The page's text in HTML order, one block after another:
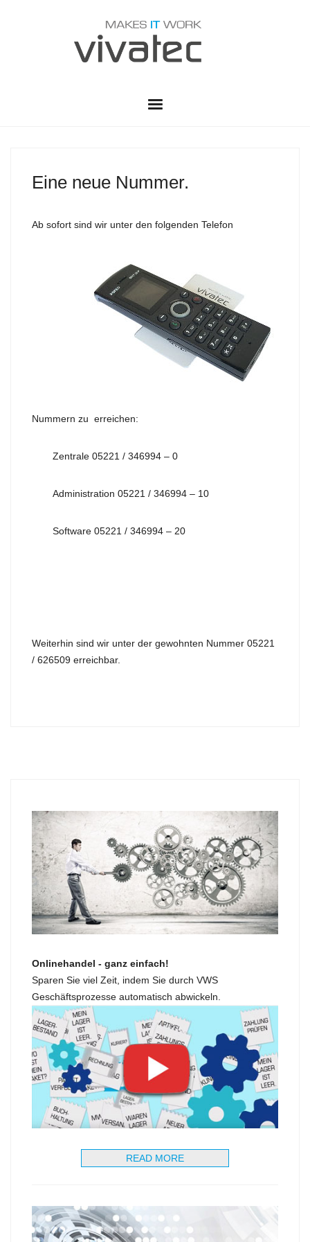
TELEKOMMUNIKATION
SOFTWARE
IT-CONSULTING
SUPPORT CENTER
RUSTDESK QUICK SUPPORT
PARTNER
KONTAKT
Eine neue Nummer.
Ab sofort sind wir unter den folgenden Telefon
Nummern zu erreichen:
Zentrale 05221 / 346994 – 0
Administration 05221 / 346994 – 10
Software 05221 / 346994 – 20
Weiterhin sind wir unter der gewohnten Nummer 05221
/ 626509 erreichbar.
Onlinehandel - ganz einfach!
Sparen Sie viel Zeit, indem Sie durch VWS
Geschäftsprozesse automatisch abwickeln.
READ MORE